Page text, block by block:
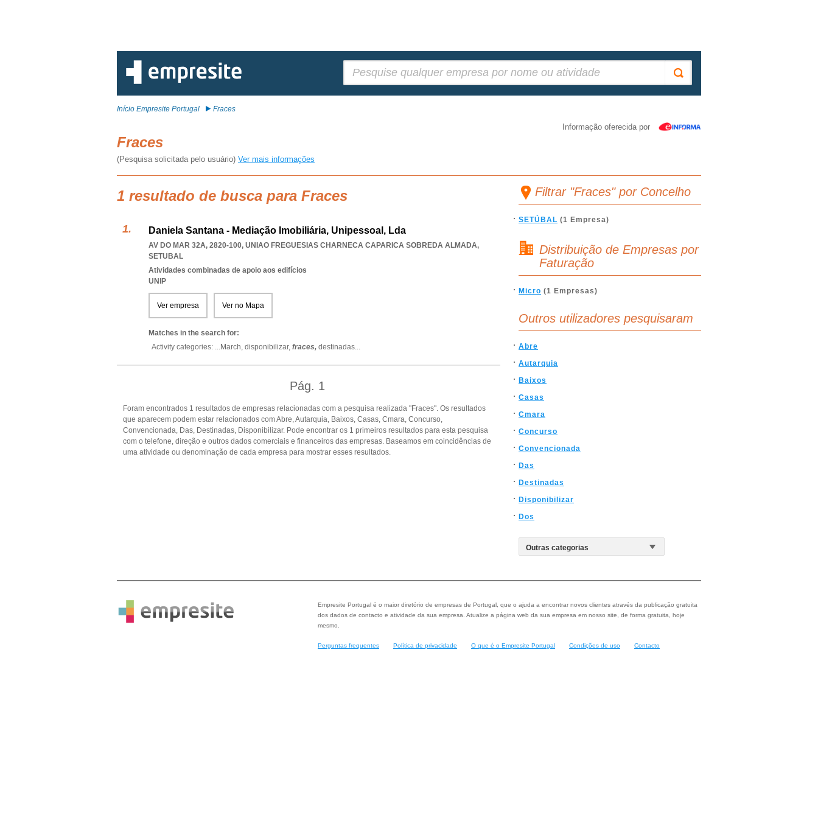
Início Empresite Portugal Fraces
Informação oferecida por
Fraces
(Pesquisa solicitada pelo usuário) Ver mais informações
1 resultado de busca para Fraces
Daniela Santana - Mediação Imobiliária, Unipessoal, Lda
AV DO MAR 32A, 2820-100, UNIAO FREGUESIAS CHARNECA CAPARICA SOBREDA ALMADA,
SETUBAL
Atividades combinadas de apoio aos edifícios
UNIP
Ver empresa Ver no Mapa
Matches in the search for:
Activity categories: ...March, disponibilizar, fraces, destinadas...
Pág. 1
Foram encontrados 1 resultados de empresas relacionadas com a pesquisa realizada "Fraces". Os resultados
que aparecem podem estar relacionados com Abre, Autarquia, Baixos, Casas, Cmara, Concurso,
Convencionada, Das, Destinadas, Disponibilizar. Pode encontrar os 1 primeiros resultados para esta pesquisa
com o telefone, direção e outros dados comerciais e financeiros das empresas. Baseamos em coincidências de
uma atividade ou denominação de cada empresa para mostrar esses resultados.
Filtrar "Fraces" por Concelho
SETÚBAL (1 Empresa)
Distribuição de Empresas por
Faturação
Micro (1 Empresas)
Outros utilizadores pesquisaram
Abre
Autarquia
Baixos
Casas
Cmara
Concurso
Convencionada
Das
Destinadas
Disponibilizar
Dos
Empresite Portugal é o maior diretório de empresas de Portugal, que o ajuda a encontrar novos clientes através da publicação gratuita
dos dados de contacto e atividade da sua empresa. Atualize a página web da sua empresa em nosso site, de forma gratuita, hoje
mesmo.
Perguntas frequentes Política de privacidade O que é o Empresite Portugal Condições de uso Contacto